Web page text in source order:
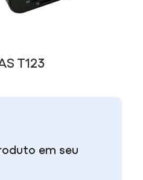
T123
em seu